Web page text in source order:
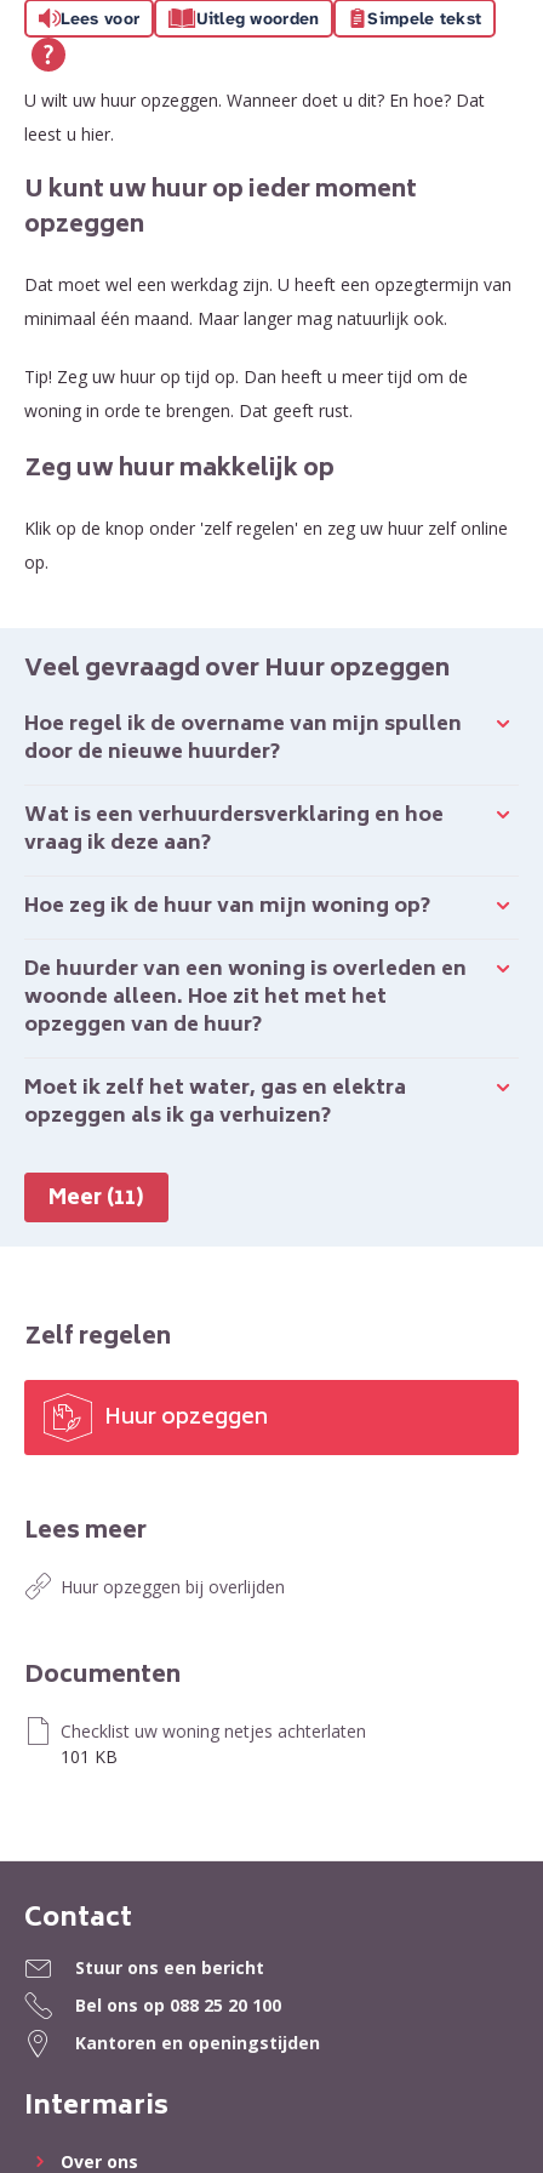
Lees voor Uitleg woorden Simpele tekst
U wilt uw huur opzeggen. Wanneer doet u dit? En hoe? Dat
leest u hier.
U kunt uw huur op ieder moment
opzeggen
Dat moet wel een werkdag zijn. U heeft een opzegtermijn van
minimaal één maand. Maar langer mag natuurlijk ook.
Tip! Zeg uw huur op tijd op. Dan heeft u meer tijd om de
woning in orde te brengen. Dat geeft rust.
Zeg uw huur makkelijk op
Klik op de knop onder 'zelf regelen' en zeg uw huur zelf online
op.
Veel gevraagd over Huur opzeggen
Hoe regel ik de overname van mijn spullen
door de nieuwe huurder?
Wat is een verhuurdersverklaring en hoe
vraag ik deze aan?
Hoe zeg ik de huur van mijn woning op?
De huurder van een woning is overleden en
woonde alleen. Hoe zit het met het
opzeggen van de huur?
Moet ik zelf het water, gas en elektra
opzeggen als ik ga verhuizen?
Meer (11)
Zelf regelen
 Huur opzeggen
Lees meer
Huur opzeggen bij overlijden
Documenten
Checklist uw woning netjes achterlaten
101 KB
Contactinformatie
Contact
Stuur ons een bericht
Bel ons op 088 25 20 100
Kantoren en openingstijden
Intermaris
Over ons